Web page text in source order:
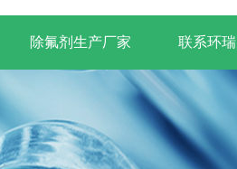
除氟剂生产厂家 联系环瑞